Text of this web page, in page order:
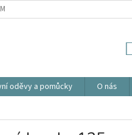
OCHRANY OSOBNÍCH ÚDAJŮ
oděvy a pomůcky O nás